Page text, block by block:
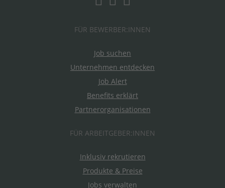
FÜR BEWERBER:INNEN
Job suchen
Unternehmen entdecken
Job Alert
Benefits erklärt
Partnerorganisationen
FÜR ARBEITGEBER:INNEN
Inklusiv rekrutieren
Produkte & Preise
Jobs verwalten